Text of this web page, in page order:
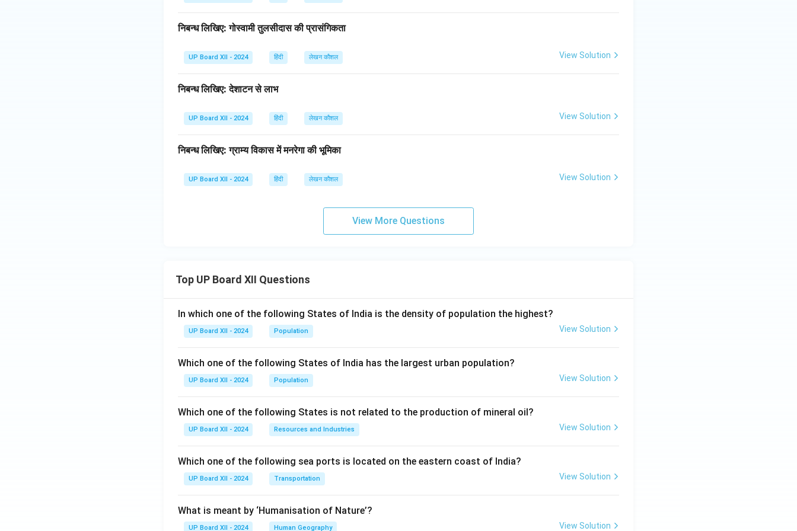
निबन्ध लिखिए: गोस्वामी तुलसीदास की प्रासंगिकता
UP Board XII - 2024 हिंदी लेखन कौशल View Solution
निबन्ध लिखिए: देशाटन से लाभ
UP Board XII - 2024 हिंदी लेखन कौशल View Solution
निबन्ध लिखिए: ग्राम्य विकास में मनरेगा की भूमिका
UP Board XII - 2024 हिंदी लेखन कौशल View Solution
View More Questions
Top UP Board XII Questions
In which one of the following States of India is the density of population the highest?
UP Board XII - 2024 Population View Solution
Which one of the following States of India has the largest urban population?
UP Board XII - 2024 Population View Solution
Which one of the following States is not related to the production of mineral oil?
UP Board XII - 2024 Resources and Industries View Solution
Which one of the following sea ports is located on the eastern coast of India?
UP Board XII - 2024 Transportation View Solution
What is meant by ‘Humanisation of Nature’?
UP Board XII - 2024 Human Geography View Solution